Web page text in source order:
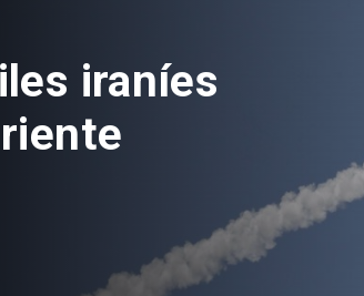
de 100
de nuevo